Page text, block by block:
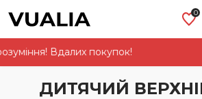
0
Вдалих покупок!
ДИТЯЧИЙ